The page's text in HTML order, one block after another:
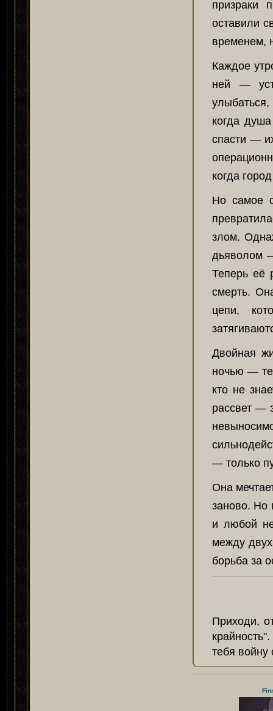
призраки
оставили
временем,
Каждое
ней —
когда
спасти —
когда
Но самое
злом.
дьяволом
Теперь её
смерть.
цепи,
Двойная
ночью —
кто не
рассвет —
— только
Она
заново. Но
и любой
между
борьба за
Приходи,
тебя войну